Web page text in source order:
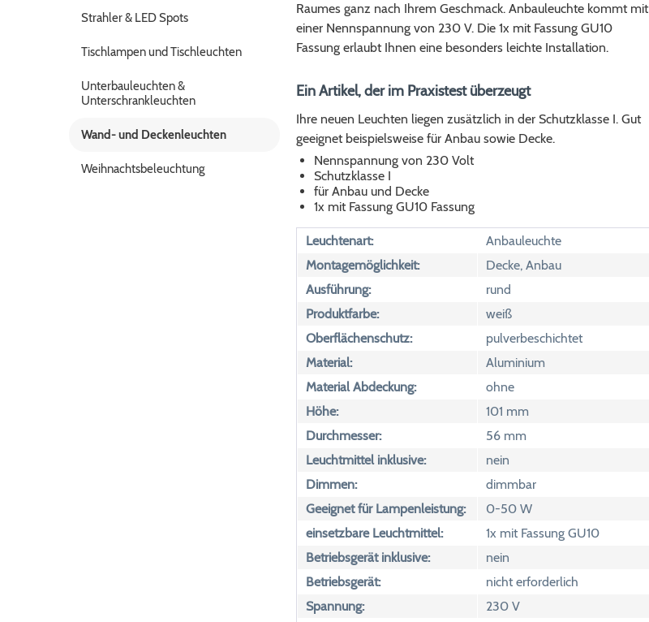
Strahler & LED Spots
Tischlampen und Tischleuchten
Unterbauleuchten &
Unterschrankleuchten
Wand- und Deckenleuchten
Weihnachtsbeleuchtung
Raumes ganz nach Ihrem Geschmack. Anbauleuchte kommt mit
einer Nennspannung von 230 V. Die 1x mit Fassung GU10
Fassung erlaubt Ihnen eine besonders leichte Installation.
Ein Artikel, der im Praxistest überzeugt
Ihre neuen Leuchten liegen zusätzlich in der Schutzklasse I. Gut
geeignet beispielsweise für Anbau sowie Decke.
Nennspannung von 230 Volt
Schutzklasse I
für Anbau und Decke
1x mit Fassung GU10 Fassung
Leuchtenart:
Anbauleuchte
Montagemöglichkeit:
Decke, Anbau
Ausführung:
rund
Produktfarbe:
weiß
Oberflächenschutz:
pulverbeschichtet
Material:
Aluminium
Material Abdeckung:
ohne
Höhe:
101 mm
Durchmesser:
56 mm
Leuchtmittel inklusive:
nein
Dimmen:
dimmbar
Geeignet für Lampenleistung:
0-50 W
einsetzbare Leuchtmittel:
1x mit Fassung GU10
Betriebsgerät inklusive:
nein
Betriebsgerät:
nicht erforderlich
Spannung:
230 V